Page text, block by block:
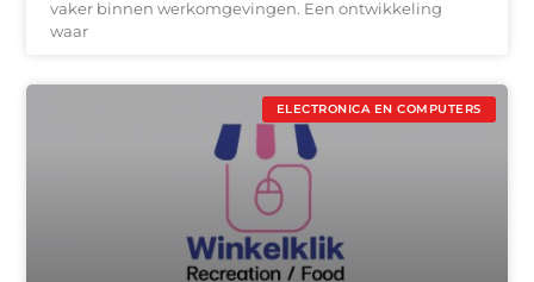
vaker binnen werkomgevingen. Een ontwikkeling
waar
ELECTRONICA EN COMPUTERS